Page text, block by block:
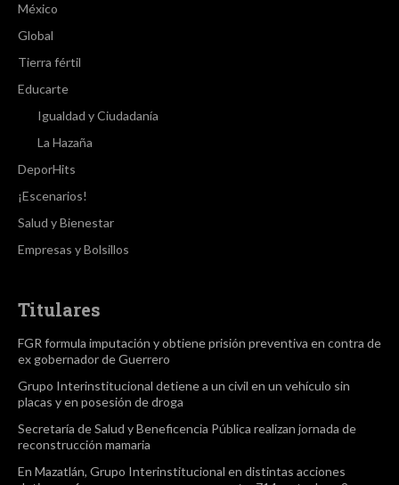
México
Global
Tierra fértil
Educarte
Igualdad y Ciudadanía
La Hazaña
DeporHits
¡Escenarios!
Salud y Bienestar
Empresas y Bolsillos
Titulares
FGR formula imputación y obtiene prisión preventiva en contra de
ex gobernador de Guerrero
Grupo Interinstitucional detiene a un civil en un vehículo sin
placas y en posesión de droga
Secretaría de Salud y Beneficencia Pública realizan jornada de
reconstrucción mamaria
En Mazatlán, Grupo Interinstitucional en distintas acciones